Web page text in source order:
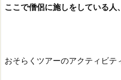
ここで僧侶に施しをしている人
おそらくツアーのアクティビテ